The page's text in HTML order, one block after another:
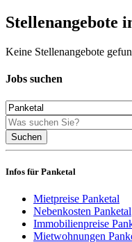
Stellenangebote
Keine Stellenangebote
Jobs suchen
Suchen
Infos für Panketal
Mietpreise Panketal
Nebenkosten Panketal
Immobilienpreise
Mietwohnungen